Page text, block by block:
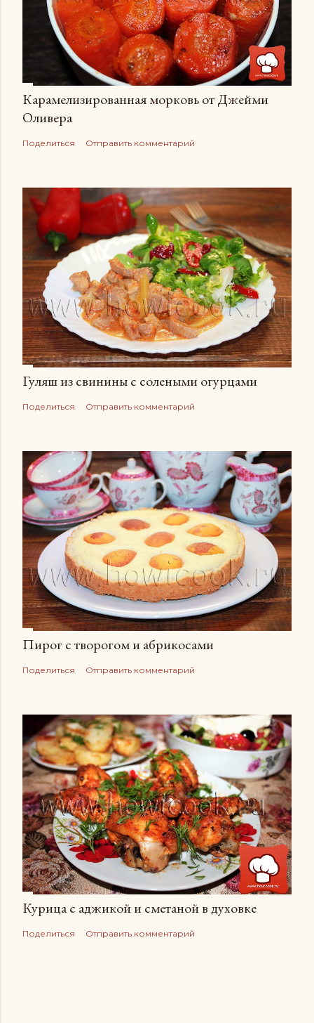
Карамелизированная морковь от Джейми
Оливера
Поделиться Отправить комментарий
Гуляш из свинины с солеными огурцами
Поделиться Отправить комментарий
Пирог с творогом и абрикосами
Поделиться Отправить комментарий
Курица с аджикой и сметаной в духовке
Поделиться Отправить комментарий